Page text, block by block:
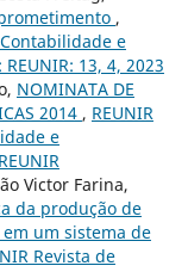
,
e
13, 4, 2023
NOMINATA DE
2014 , REUNIR
e
Victor Farina,
da produção de
um sistema de
Revista de